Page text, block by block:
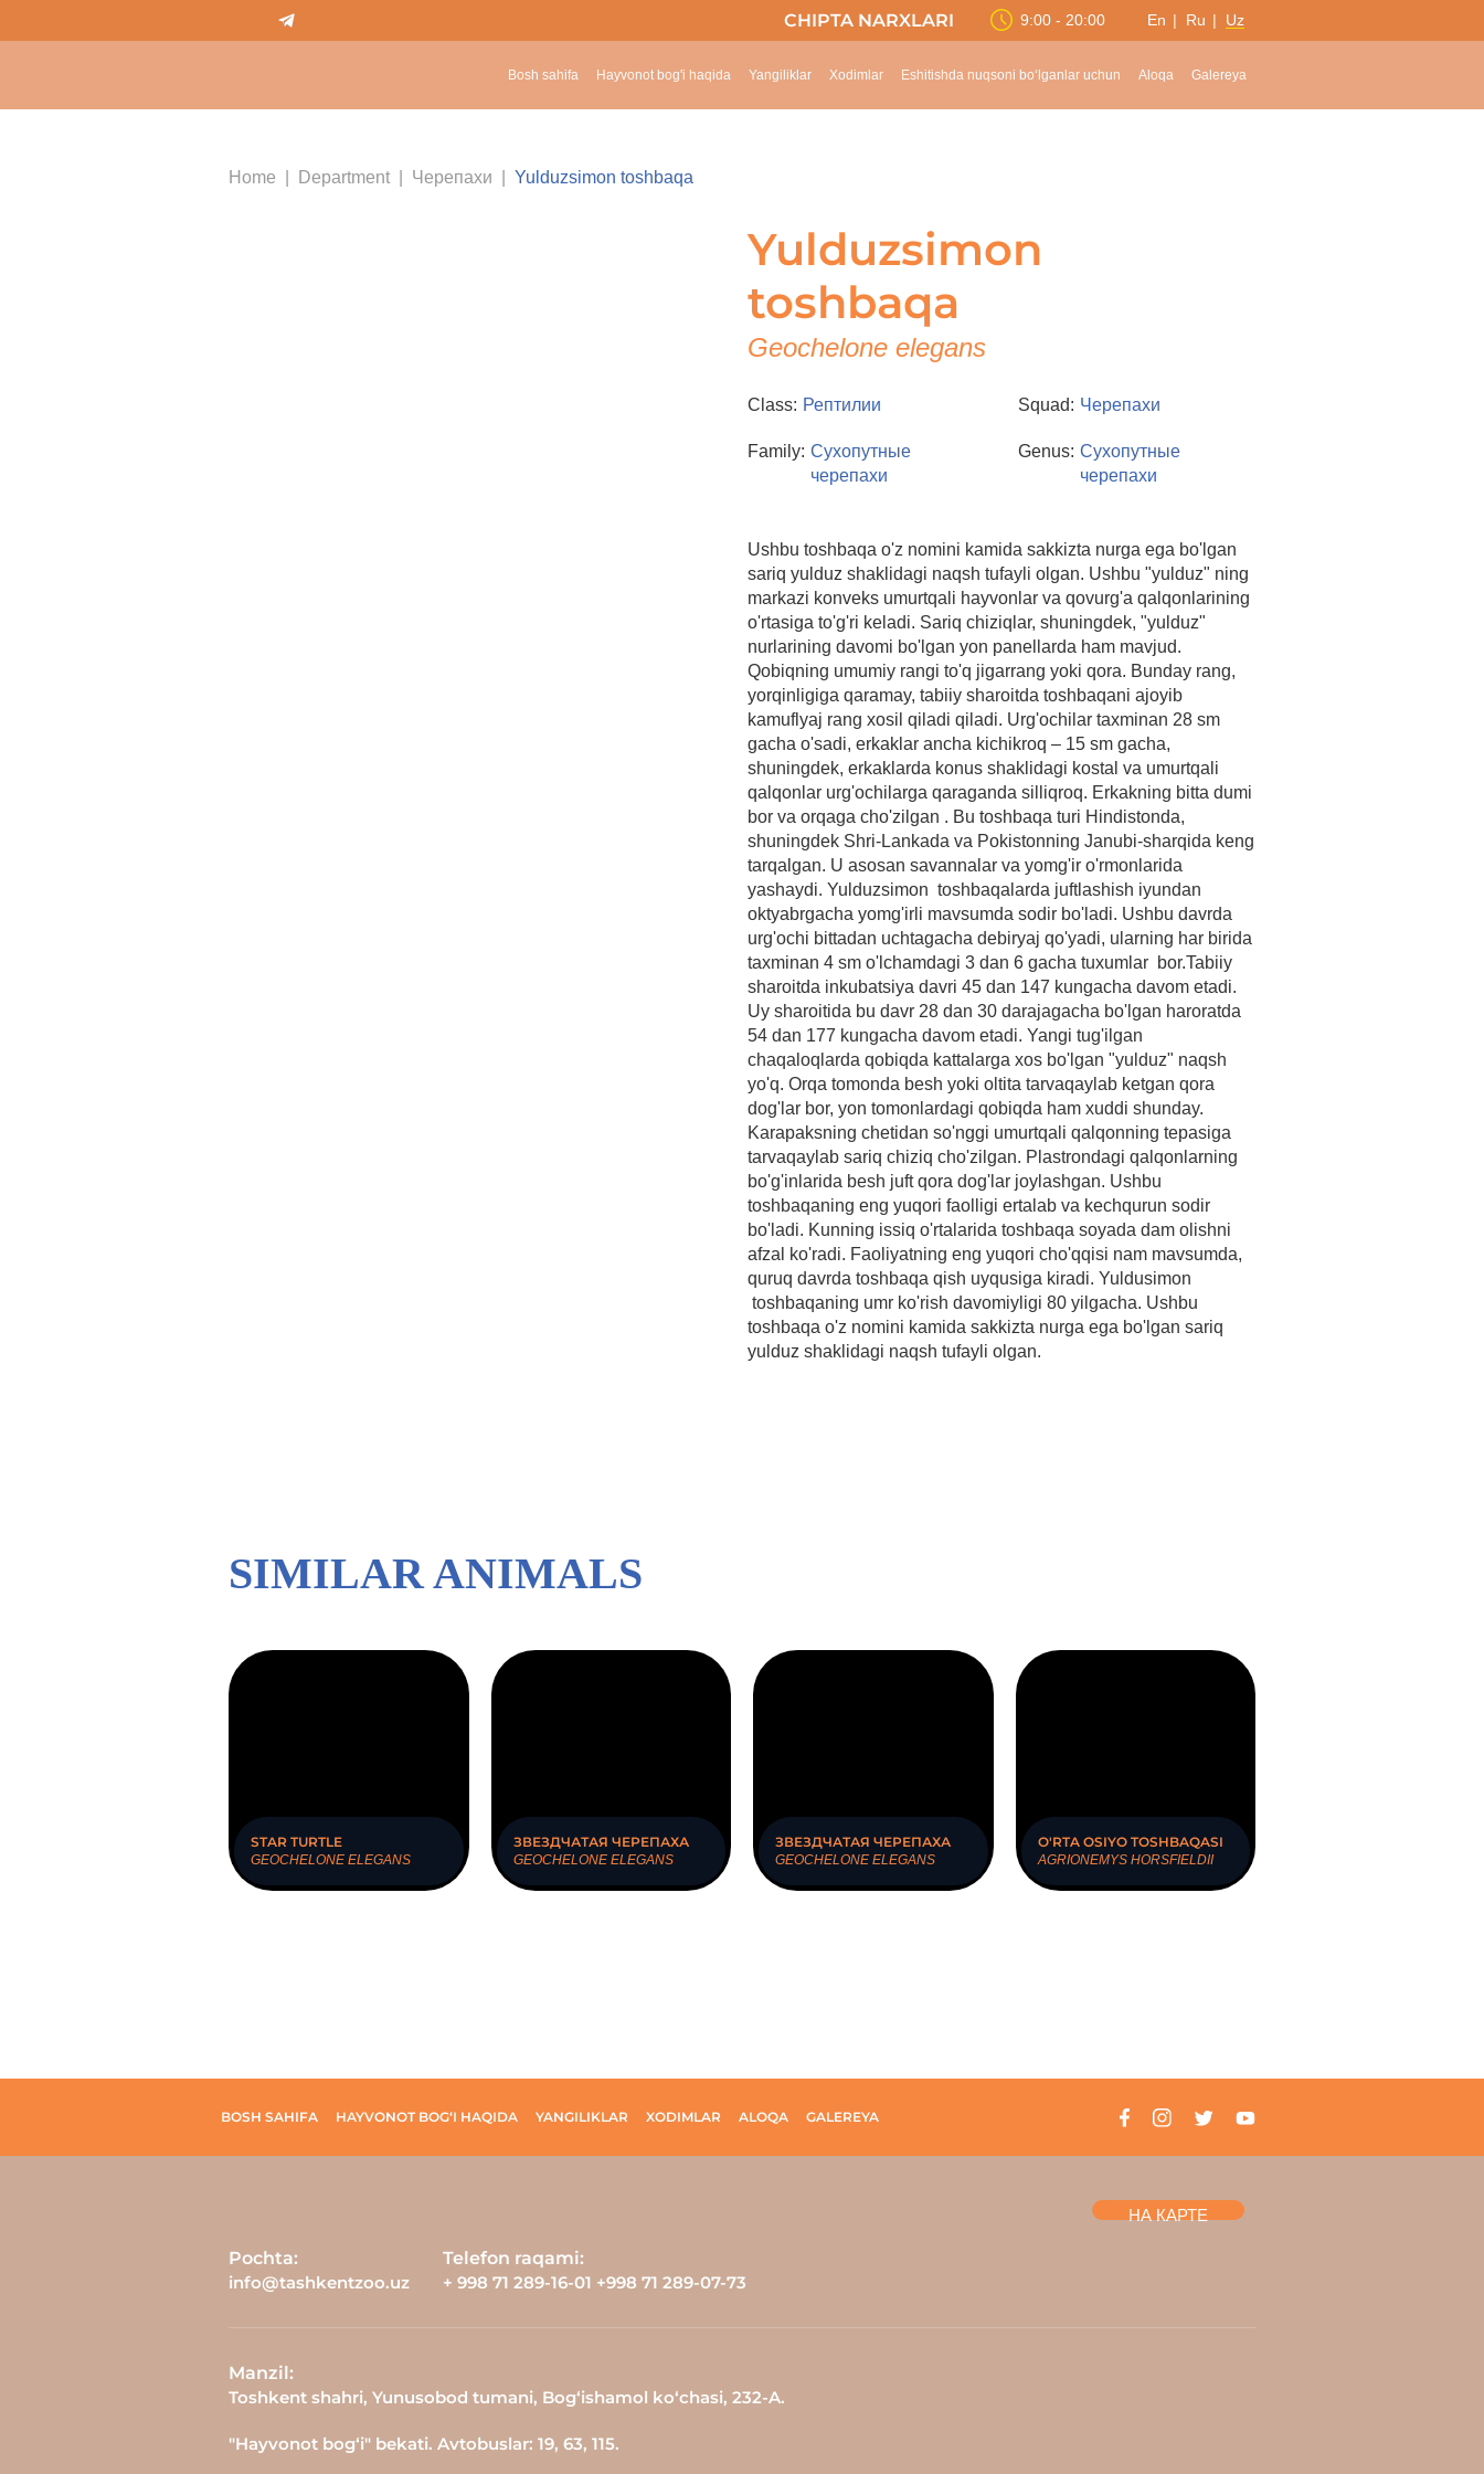
CHIPTA NARXLARI 9:00 - 20:00 En Ru Uz
Bosh sahifa Hayvonot bog'i haqida Yangiliklar Xodimlar Eshitishda nuqsoni bo‘lganlar uchun Aloqa Galereya
Home Department Черепахи Yulduzsimon toshbaqa
Yulduzsimon
toshbaqa
Geochelone elegans
Class: Рептилии Squad: Черепахи
Family: Сухопутные
черепахи
Genus: Сухопутные
черепахи
Ushbu toshbaqa o'z nomini kamida sakkizta nurga ega bo'lgan
sariq yulduz shaklidagi naqsh tufayli olgan. Ushbu "yulduz" ning
markazi konveks umurtqali hayvonlar va qovurg'a qalqonlarining
o'rtasiga to'g'ri keladi. Sariq chiziqlar, shuningdek, "yulduz"
nurlarining davomi bo'lgan yon panellarda ham mavjud.
Qobiqning umumiy rangi to'q jigarrang yoki qora. Bunday rang,
yorqinligiga qaramay, tabiiy sharoitda toshbaqani ajoyib
kamuflyaj rang xosil qiladi qiladi. Urg'ochilar taxminan 28 sm
gacha o'sadi, erkaklar ancha kichikroq – 15 sm gacha,
shuningdek, erkaklarda konus shaklidagi kostal va umurtqali
qalqonlar urg'ochilarga qaraganda silliqroq. Erkakning bitta dumi
bor va orqaga cho'zilgan . Bu toshbaqa turi Hindistonda,
shuningdek Shri-Lankada va Pokistonning Janubi-sharqida keng
tarqalgan. U asosan savannalar va yomg'ir o'rmonlarida
yashaydi. Yulduzsimon toshbaqalarda juftlashish iyundan
oktyabrgacha yomg'irli mavsumda sodir bo'ladi. Ushbu davrda
urg'ochi bittadan uchtagacha debiryaj qo'yadi, ularning har birida
taxminan 4 sm o'lchamdagi 3 dan 6 gacha tuxumlar bor.Tabiiy
sharoitda inkubatsiya davri 45 dan 147 kungacha davom etadi.
Uy sharoitida bu davr 28 dan 30 darajagacha bo'lgan haroratda
54 dan 177 kungacha davom etadi. Yangi tug'ilgan
chaqaloqlarda qobiqda kattalarga xos bo'lgan "yulduz" naqsh
yo'q. Orqa tomonda besh yoki oltita tarvaqaylab ketgan qora
dog'lar bor, yon tomonlardagi qobiqda ham xuddi shunday.
Karapaksning chetidan so'nggi umurtqali qalqonning tepasiga
tarvaqaylab sariq chiziq cho'zilgan. Plastrondagi qalqonlarning
bo'g'inlarida besh juft qora dog'lar joylashgan. Ushbu
toshbaqaning eng yuqori faolligi ertalab va kechqurun sodir
bo'ladi. Kunning issiq o'rtalarida toshbaqa soyada dam olishni
afzal ko'radi. Faoliyatning eng yuqori cho'qqisi nam mavsumda,
quruq davrda toshbaqa qish uyqusiga kiradi. Yuldusimon
toshbaqaning umr ko'rish davomiyligi 80 yilgacha. Ushbu
toshbaqa o'z nomini kamida sakkizta nurga ega bo'lgan sariq
yulduz shaklidagi naqsh tufayli olgan.
SIMILAR ANIMALS
STAR TURTLE
GEOCHELONE ELEGANS
ЗВЕЗДЧАТАЯ ЧЕРЕПАХА
GEOCHELONE ELEGANS
ЗВЕЗДЧАТАЯ ЧЕРЕПАХА
GEOCHELONE ELEGANS
O'RTA OSIYO TOSHBAQASI
AGRIONEMYS HORSFIELDII
BOSH SAHIFA HAYVONOT BOG‘I HAQIDA YANGILIKLAR XODIMLAR ALOQA GALEREYA
НА КАРТЕ
Pochta:
info@tashkentzoo.uz
Telefon raqami:
+ 998 71 289-16-01 +998 71 289-07-73
Manzil:
Toshkent shahri, Yunusobod tumani, Bog‘ishamol ko‘chasi, 232-A.
"Hayvonot bog‘i" bekati. Avtobuslar: 19, 63, 115.